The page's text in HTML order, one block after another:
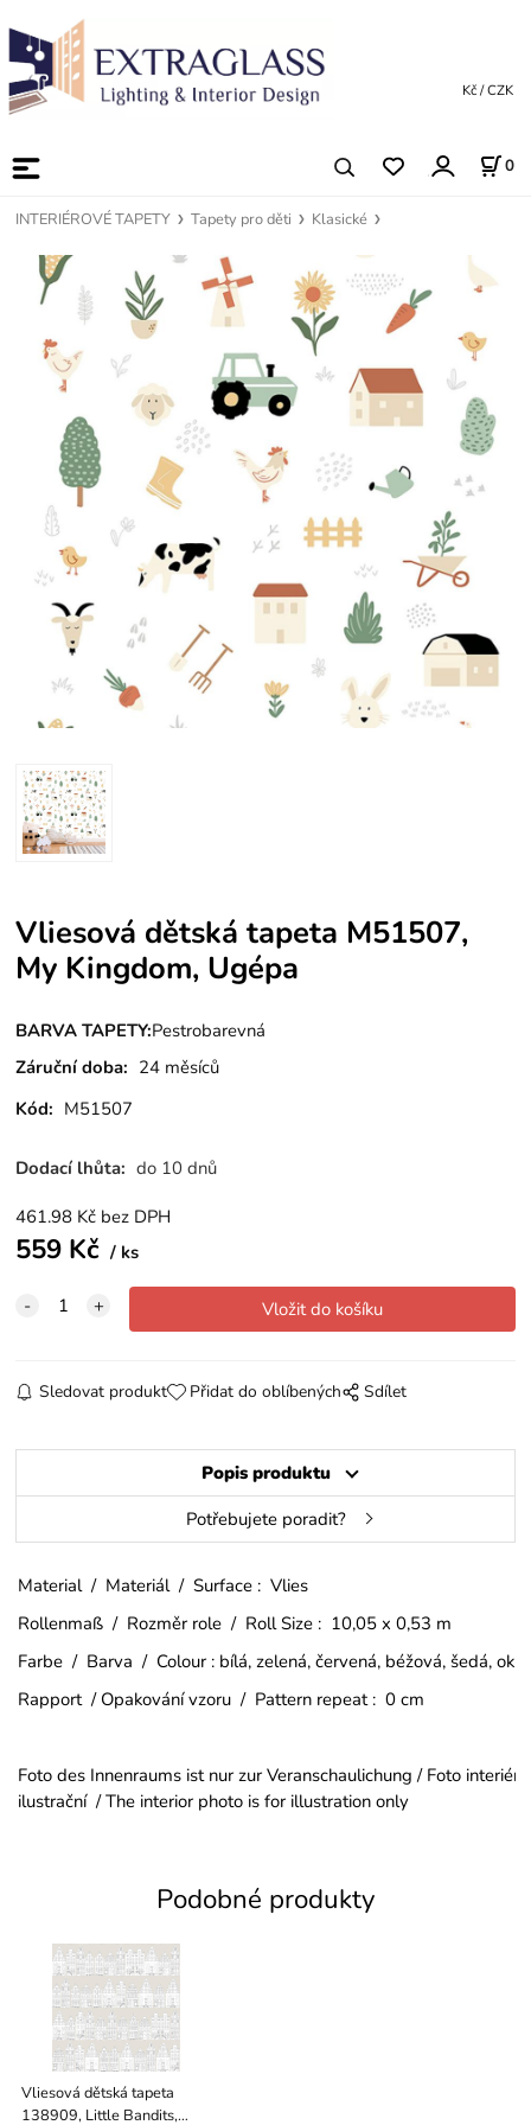
0
Kč / CZK
INTERIÉROVÉ TAPETY Tapety pro děti Klasické
Vliesová dětská tapeta M51507,
My Kingdom, Ugépa
BARVA TAPETY:Pestrobarevná
Záruční doba: 24 měsíců
Kód: M51507
Dodací lhůta: do 10 dnů
461.98 Kč bez DPH
559 Kč ks
Sledovat produkt Přidat do oblíbených Sdílet
Popis produktu
Potřebujete poradit?
Material / Materiál / Surface : Vlies
Rollenmaß / Rozměr role / Roll Size : 10,05 x 0,53 m
Farbe / Barva / Colour : bílá, zelená, červená, béžová, šedá,
Rapport / Opakování vzoru / Pattern repeat : 0 cm
Foto des Innenraums ist nur zur Veranschaulichung / Foto
ilustrační / The interior photo is for illustration only
Podobné produkty
Vliesová dětská tapeta
138909, Little Bandits,